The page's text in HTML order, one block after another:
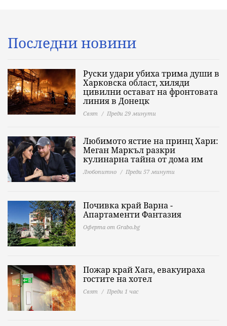
Последни новини
Руски удари убиха трима души в
Харковска област, хиляди
цивилни остават на фронтовата
линия в Донецк
Свят Преди 29 минути
Любимото ястие на принц Хари:
Меган Маркъл разкри
кулинарна тайна от дома им
Любопитно Преди 57 минути
Почивка край Варна -
Апартаменти Фантазия
Оферта от Grabo.bg
Пожар край Хага, евакуираха
гостите на хотел
Свят Преди 1 час